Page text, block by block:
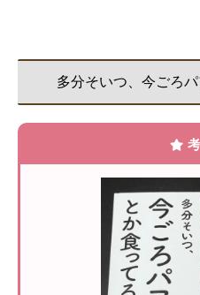
多分そいつ、今ごろ